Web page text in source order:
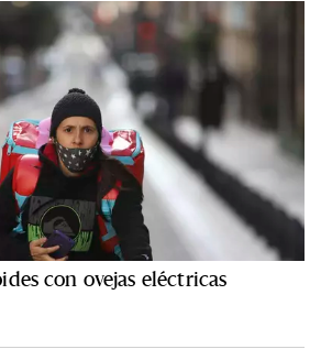
con ovejas eléctricas